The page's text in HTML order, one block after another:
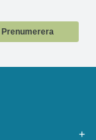
Prenumerera
+